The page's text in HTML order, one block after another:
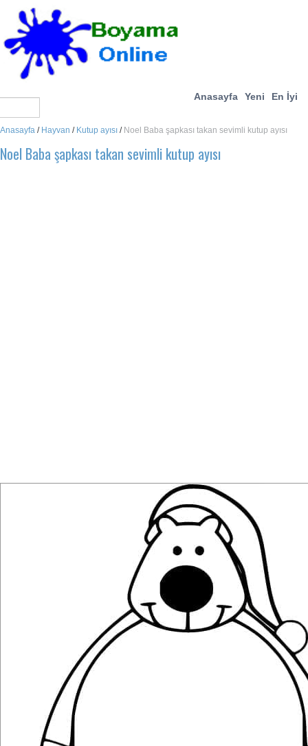
Anasayfa Yeni En İyi
Anasayfa / Hayvan / Kutup ayısı / Noel Baba şapkası takan sevimli kutup ayısı
Noel Baba şapkası takan sevimli kutup ayısı